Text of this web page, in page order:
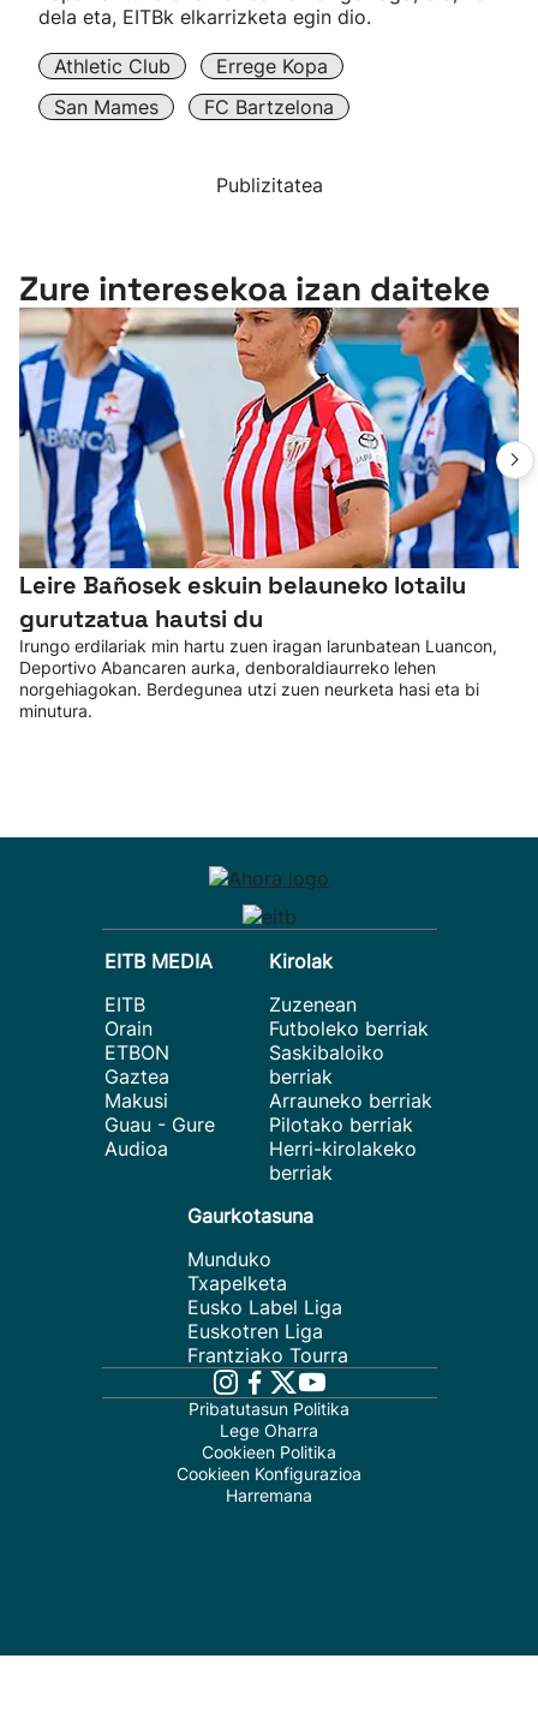
dela eta, EITBk elkarrizketa egin dio.
Athletic Club
Errege Kopa
San Mames
FC Bartzelona
Publizitatea
Zure interesekoa izan daiteke
Leire Bañosek eskuin belauneko lotailu
gurutzatua hautsi du
Irungo erdilariak min hartu zuen iragan larunbatean Luancon,
Deportivo Abancaren aurka, denboraldiaurreko lehen
norgehiagokan. Berdegunea utzi zuen neurketa hasi eta bi
minutura.
EITB MEDIA
EITB
Orain
ETBON
Gaztea
Makusi
Guau - Gure
Audioa
Kirolak
Zuzenean
Futboleko berriak
Saskibaloiko
berriak
Arrauneko berriak
Pilotako berriak
Herri-kirolakeko
berriak
Gaurkotasuna
Munduko
Txapelketa
Eusko Label Liga
Euskotren Liga
Frantziako Tourra
Pribatutasun Politika
Lege Oharra
Cookieen Politika
Cookieen Konfigurazioa
Harremana